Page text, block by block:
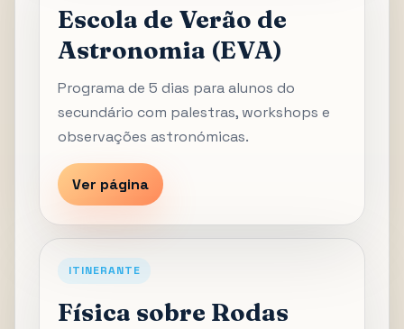
Escola de Verão de
Astronomia (EVA)
Programa de 5 dias para alunos do
secundário com palestras, workshops e
observações astronómicas.
Ver página
ITINERANTE
Física sobre Rodas